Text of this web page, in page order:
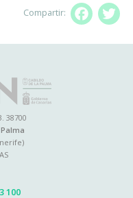
Compartir:
38700
100